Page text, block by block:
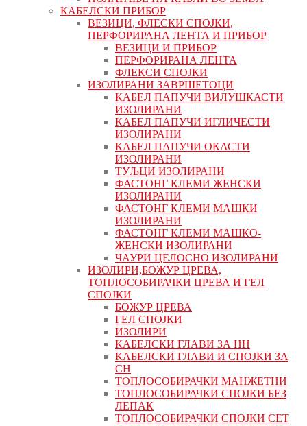
КАБЕЛСКИ ПРИБОР
ВЕЗИЦИ, ФЛЕСКИ СПОЈКИ,
ПЕРФОРИРАНА ЛЕНТА И ПРИБОР
ВЕЗИЦИ И ПРИБОР
ПЕРФОРИРАНА ЛЕНТА
ФЛЕКСИ СПОЈКИ
ИЗОЛИРАНИ ЗАВРШЕТОЦИ
КАБЕЛ ПАПУЧИ ВИЛУШКАСТИ
ИЗОЛИРАНИ
КАБЕЛ ПАПУЧИ ИГЛИЧЕСТИ
ИЗОЛИРАНИ
КАБЕЛ ПАПУЧИ ОКАСТИ
ИЗОЛИРАНИ
ТУЉЦИ ИЗОЛИРАНИ
ФАСТОНГ КЛЕМИ ЖЕНСКИ
ИЗОЛИРАНИ
ФАСТОНГ КЛЕМИ МАШКИ
ИЗОЛИРАНИ
ФАСТОНГ КЛЕМИ МАШКO-
ЖЕНСКИ ИЗОЛИРАНИ
ЧАУРИ ЦЕЛОСНО ИЗОЛИРАНИ
ИЗОЛИРИ,БОЖУР ЦРЕВА,
ТОПЛОСОБИРАЧКИ ЦРЕВА И ГЕЛ
СПОЈКИ
БОЖУР ЦРЕВА
ГЕЛ СПОЈКИ
ИЗОЛИРИ
КАБЕЛСКИ ГЛАВИ ЗА НН
КАБЕЛСКИ ГЛАВИ И СПОЈКИ ЗА
СН
ТОПЛОСОБИРАЧКИ МАНЖЕТНИ
ТОПЛОСОБИРАЧКИ СПОЈКИ БЕЗ
ЛЕПАК
ТОПЛОСОБИРАЧКИ СПОЈКИ СЕТ